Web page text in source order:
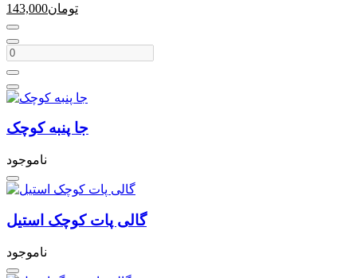
143,000تومان
جا پنبه کوچک
ناموجود
گالی پات کوچک استیل
ناموجود